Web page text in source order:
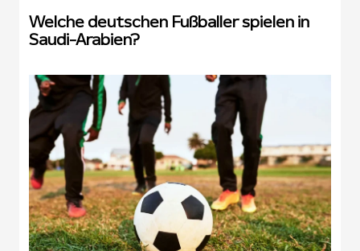
Welche deutschen Fußballer spielen in
Saudi-Arabien?